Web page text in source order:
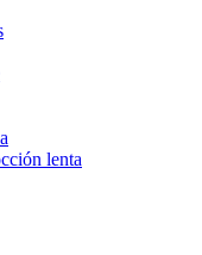
lenta